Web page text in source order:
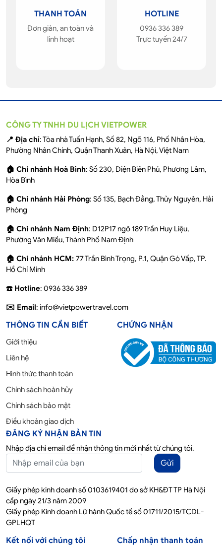
THANH TOÁN
Đơn giản, an toàn và
linh hoạt
HOTLINE
0936 336 389
Trực tuyến 24/7
CÔNG TY TNHH DU LỊCH VIETPOWER
📍 Địa chỉ: Tòa nhà Tuấn Hạnh, Số 82, Ngõ 116, Phố Nhân Hòa,
Phường Nhân Chính, Quận Thanh Xuân, Hà Nội, Việt Nam
🏠 Chi nhánh Hoà Bình: Số 230, Điện Biên Phủ, Phương Lâm,
Hòa Bình
🏠 Chi nhánh Hải Phòng: Số 135, Bạch Đằng, Thủy Nguyên, Hải
Phòng
🏠 Chi nhánh Nam Định: D12P17 ngõ 189 Trần Huy Liệu,
Phường Văn Miếu, Thành Phố Nam Định
🏠 Chi nhánh HCM: 77 Trần Bình Trọng, P.1, Quận Gò Vấp, TP.
Hồ Chí Minh
☎️ Hotline: 0936 336 389
✉️ Email: info@vietpowertravel.com
THÔNG TIN CẦN BIẾT
Giới thiệu
Liên hệ
Hình thức thanh toán
Chính sách hoàn hủy
Chính sách bảo mật
Điều khoản giao dịch
CHỨNG NHẬN
ĐĂNG KÝ NHẬN BẢN TIN
Nhập địa chỉ email để nhận thông tin mới nhất từ chúng tôi.
Gửi
Giấy phép kinh doanh số 0103619401 do sở KH&ĐT TP Hà Nội
cấp ngày 21/3 năm 2009
Giấy phép Kinh doanh Lữ hành Quốc tế số 01711/2015/TCDL-
GPLHQT
Kết nối với chúng tôi Chấp nhận thanh toán